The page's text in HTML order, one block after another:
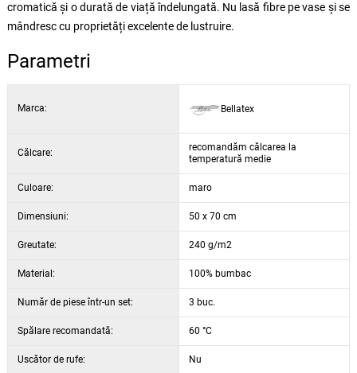
cromatică și o durată de viață îndelungată. Nu lasă fibre pe vase și se
mândresc cu proprietăți excelente de lustruire.
Parametri
Marca: Bellatex
Călcare:
recomandăm călcarea la
temperatură medie
Culoare: maro
Dimensiuni: 50 x 70 cm
Greutate: 240 g/m2
Material: 100% bumbac
Număr de piese într-un set: 3 buc.
Spălare recomandată: 60 °C
Uscător de rufe: Nu